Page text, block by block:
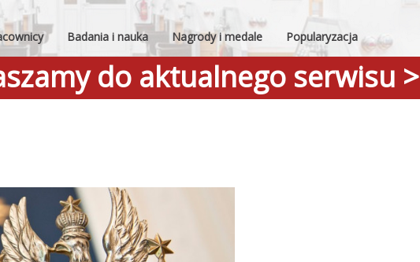
Badania i nauka Nagrody i medale Popularyzacja
do aktualnego serwisu >